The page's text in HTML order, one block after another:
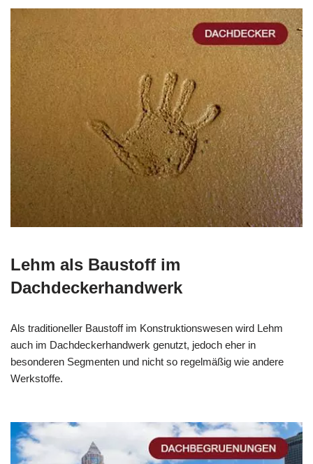
Lehm als Baustoff im
Dachdeckerhandwerk
Als traditioneller Baustoff im Konstruktionswesen wird Lehm
auch im Dachdeckerhandwerk genutzt, jedoch eher in
besonderen Segmenten und nicht so regelmäßig wie andere
Werkstoffe.